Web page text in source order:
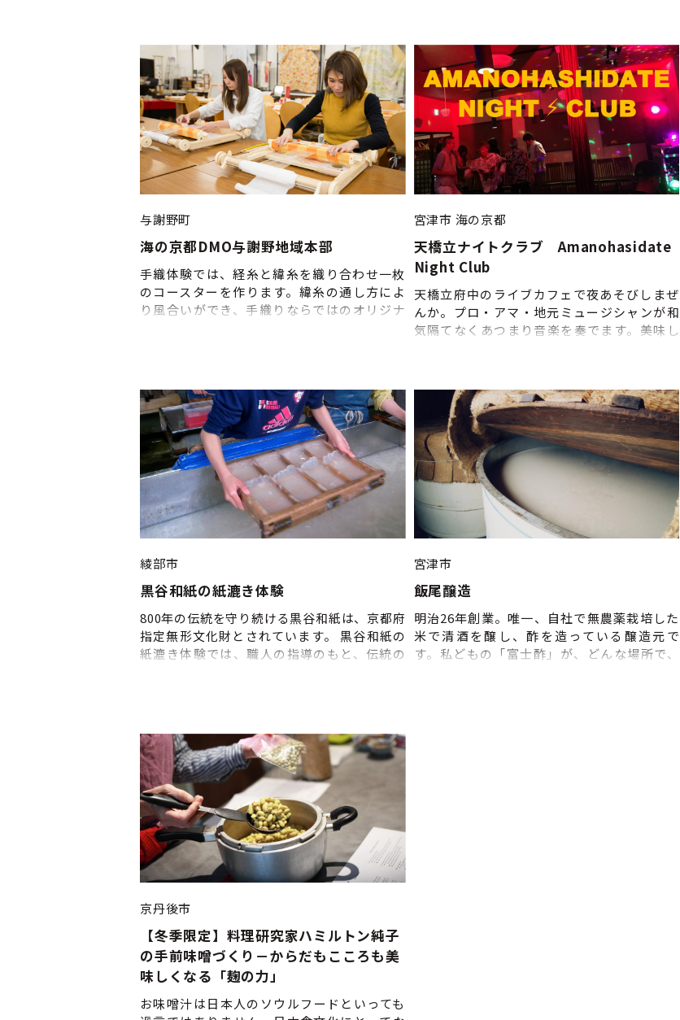
をお済ませください （受付時間10:40～
11:00） ②11:00～12:00 かまどで食事作り
（炊飯、味噌汁作り、燻製作り） ③12:00頃～
13:30頃 喫食、火鉢で焙じ茶体験 *希望
者には焼きおにぎり（火鉢で炙ります） 又
は 卵かけご飯を提供 ※無料 ④～15:00 解
散 *喫食後はいつ退店いただいても結構で
す。１５時までは滞在可能です。 ■開始時
間：11時開始（固定）～15:00
※最大1日1回開催 ■最寄駅：JR綾部駅 ■駐
変更になる場合がありますので、あらかじめ
ご了承ください。 ■催行時期：通年（水定
休）※ただし、12／30～1／1は休み ■申込締
切：3日前
説明 ③陶芸体験 ④ぼた餅とお茶（玉露）で一
服 ※上記の流れは目安です。当日の状況によ
って、 流れが変更になる場合がありますの
で、あらかじめご了承ください。 ■お作りい
ただけるもの ・陶芸体験でお作り頂くもの
は、現地でご相談下さい。 ・作品は一ケ月後
を目途に、着払い（お客様負担）にて配送致
します。 ■催行期間：通年（ただし、12／30
～1／1は休み） ■開始時間：9:30～14:30の間
■申込締切：３日前
与謝野町
海の京都DMO与謝野地域本部
手織体験では、経糸と緯糸を織り合わせ一枚
のコースターを作ります。緯糸の通し方によ
り風合いができ、手織りならではのオリジナ
跡「蛭子山古墳」と「作山古墳」を案内する
「古墳公園」コースの2つがあります。
宮津市 海の京都
天橋立ナイトクラブ Amanohasidate
Night Club
天橋立府中のライブカフェで夜あそびしまぜ
んか。プロ・アマ・地元ミュージシャンが和
気隔てなくあつまり音楽を奏でます。美味し
一無二のミュージックカフェレストランへ行
ってみよう。
綾部市
黒谷和紙の紙漉き体験
800年の伝統を守り続ける黒谷和紙は、京都府
指定無形文化財とされています。 黒谷和紙の
紙漉き体験では、職人の指導のもと、伝統の
宮津市
飯尾醸造
明治26年創業。唯一、自社で無農薬栽培した
米で清酒を醸し、酢を造っている醸造元で
す。私どもの「富士酢」が、どんな場所で、
京丹後市
【冬季限定】料理研究家ハミルトン純子
の手前味噌づくり－からだもこころも美
味しくなる「麹の力」
お味噌汁は日本人のソウルフードといっても